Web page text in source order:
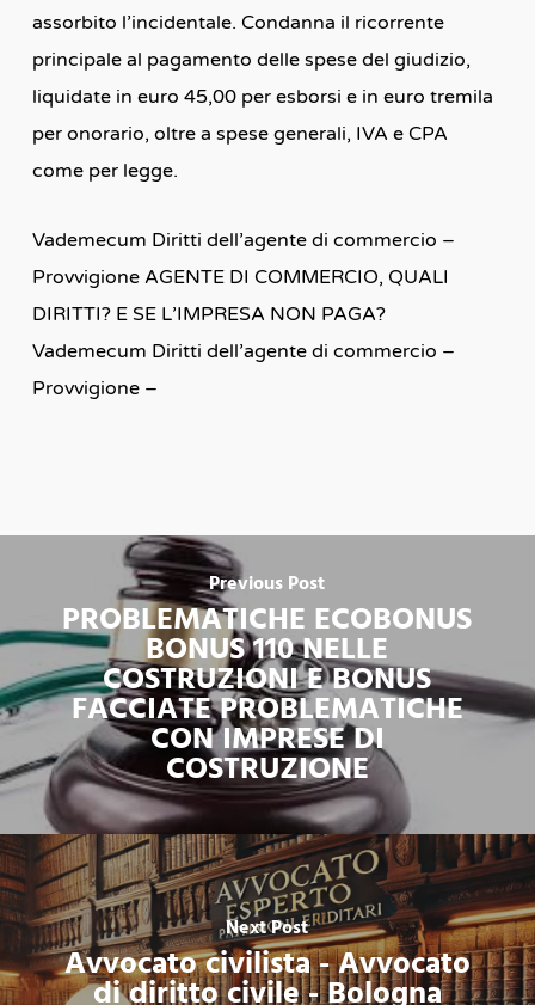
assorbito l’incidentale. Condanna il ricorrente
principale al pagamento delle spese del giudizio,
liquidate in euro 45,00 per esborsi e in euro tremila
per onorario, oltre a spese generali, IVA e CPA
come per legge.
Vademecum Diritti dell’agente di commercio –
Provvigione AGENTE DI COMMERCIO, QUALI
DIRITTI? E SE L’IMPRESA NON PAGA?
Vademecum Diritti dell’agente di commercio –
Provvigione –
Previous Post
PROBLEMATICHE ECOBONUS
BONUS 110 NELLE
COSTRUZIONI E BONUS
FACCIATE PROBLEMATICHE
CON IMPRESE DI
COSTRUZIONE
Next Post
Avvocato civilista - Avvocato
di diritto civile - Bologna